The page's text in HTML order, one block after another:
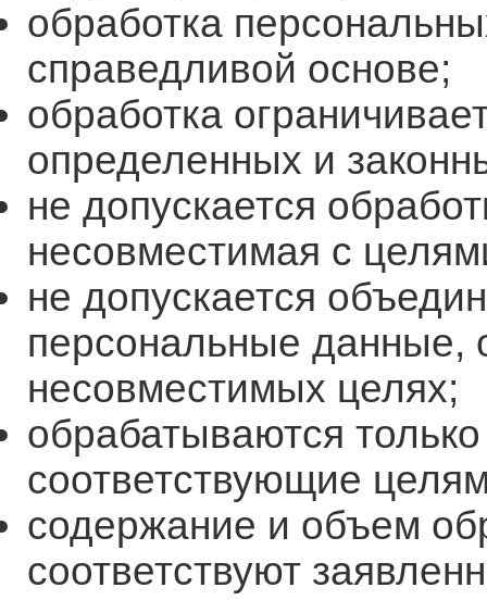
обработка
справедливой основе;
обработка
определенных и
не допускается
несовместимая с
не допускается
персональные данные,
несовместимых целях;
обрабатываются
соответствующие
содержание и объем
соответствуют